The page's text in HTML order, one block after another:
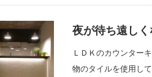
夜が待ち遠し
ＬＤＫのカウンター
物のタイルを使用し